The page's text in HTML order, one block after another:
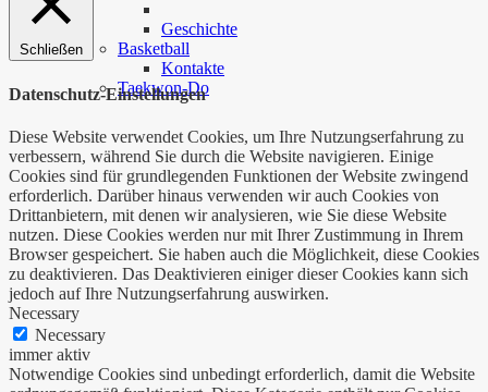
Geschichte
Basketball
Kontakte
Taekwon-Do
Schließen
Datenschutz-Einstellungen
Diese Website verwendet Cookies, um Ihre Nutzungserfahrung zu
verbessern, während Sie durch die Website navigieren. Einige
Cookies sind für grundlegenden Funktionen der Website zwingend
erforderlich. Darüber hinaus verwenden wir auch Cookies von
Drittanbietern, mit denen wir analysieren, wie Sie diese Website
nutzen. Diese Cookies werden nur mit Ihrer Zustimmung in Ihrem
Browser gespeichert. Sie haben auch die Möglichkeit, diese Cookies
zu deaktivieren. Das Deaktivieren einiger dieser Cookies kann sich
jedoch auf Ihre Nutzungserfahrung auswirken.
Necessary
Necessary
immer aktiv
Notwendige Cookies sind unbedingt erforderlich, damit die Website